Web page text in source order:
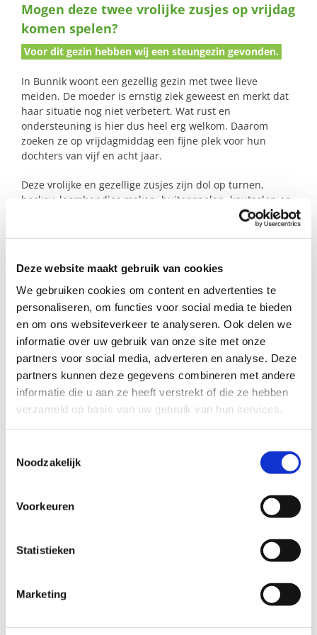
Deze website maakt gebruik van cookies
We gebruiken cookies om content en advertenties te
personaliseren, om functies voor social media te bieden
en om ons websiteverkeer te analyseren. Ook delen we
informatie over uw gebruik van onze site met onze
partners voor social media, adverteren en analyse. Deze
partners kunnen deze gegevens combineren met andere
informatie die u aan ze heeft verstrekt of die ze hebben
verzameld op basis van uw gebruik van hun services.
Noodzakelijk
Voorkeuren
Statistieken
Marketing
naar:
Mogen deze twee vrolijke zusjes op vrijdag
komen spelen?
Voor dit gezin hebben wij een steungezin gevonden.
In Bunnik woont een gezellig gezin met twee lieve
meiden. De moeder is ernstig ziek geweest en merkt dat
haar situatie nog niet verbetert. Wat rust en
ondersteuning is hier dus heel erg welkom. Daarom
zoeken ze op vrijdagmiddag een fijne plek voor hun
dochters van vijf en acht jaar.
Deze vrolijke en gezellige zusjes zijn dol op turnen,
hockey, loombandjes maken, buitenspelen, knutselen en
bakken. Ze genieten van spelen en ontdekken graag
leeftijd.
We zoeken een warm, gastvrij gezin dat deze leuke
meisjes een fijne speelplek kan bieden. Het liefst een
gezin in Bunnik. Wil jouw gezin deze twee zusjes af en
toe opvangen en zo deze lieve mensen ondersteunen?
Jullie hulp kan een groot verschil maken!
Profiel steungezin
Dat een stabiele en liefdevolle omgeving
Waar ze op vrijdag uit school welkom zijn;
Het liefst een gezin met andere kinderen.
coördinator Buurtgezinnen voor de gemeente Bunnik,